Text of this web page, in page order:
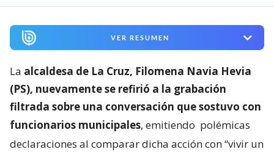
VER RESUMEN
La alcaldesa de La Cruz, Filomena Navia Hevia
(PS), nuevamente se refirió a la grabación
filtrada sobre una conversación que sostuvo con
funcionarios municipales, emitiendo polémicas
declaraciones al comparar dicha acción con “vivir un